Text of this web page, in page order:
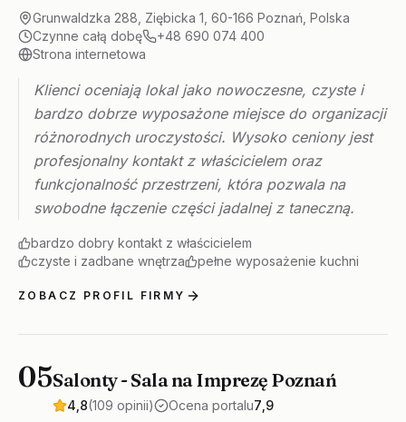
Grunwaldzka 288, Ziębicka 1, 60-166 Poznań, Polska
Czynne całą dobę
+48 690 074 400
Strona internetowa
Klienci oceniają lokal jako nowoczesne, czyste i
bardzo dobrze wyposażone miejsce do organizacji
różnorodnych uroczystości. Wysoko ceniony jest
profesjonalny kontakt z właścicielem oraz
funkcjonalność przestrzeni, która pozwala na
swobodne łączenie części jadalnej z taneczną.
bardzo dobry kontakt z właścicielem
czyste i zadbane wnętrza
pełne wyposażenie kuchni
ZOBACZ PROFIL FIRMY
05Salonty - Sala na Imprezę Poznań
4,8(109 opinii) Ocena portalu7,9